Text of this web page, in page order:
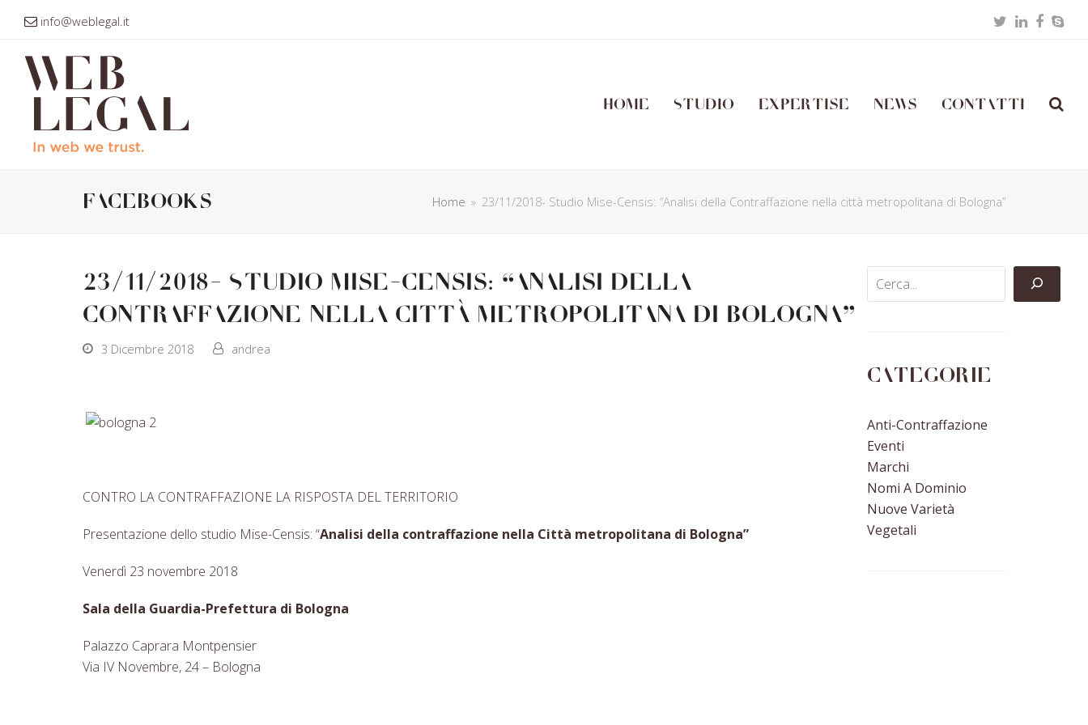
info@weblegal.it TwitterLinkedIn
Home Studio Expertise News Contatti
facebooks Home » 23/11/2018- Studio Mise-Censis: “Analisi della Contraffazione nella città metropolitana di Bologna”
23/11/2018- Studio Mise-Censis: “Analisi della
Contraffazione nella città metropolitana di Bologna”
3 Dicembre 2018 andrea
CONTRO LA CONTRAFFAZIONE LA RISPOSTA DEL TERRITORIO
Presentazione dello studio Mise-Censis: “Analisi della contraffazione nella Città metropolitana di Bologna”
Venerdì 23 novembre 2018
Sala della Guardia-Prefettura di Bologna
Palazzo Caprara Montpensier
Via IV Novembre, 24 – Bologna
Categorie
Anti-Contraffazione
Eventi
Marchi
Nomi A Dominio
Nuove Varietà
Vegetali